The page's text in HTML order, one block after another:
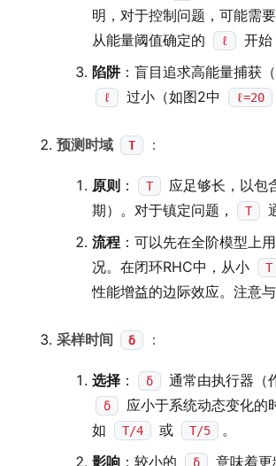
明，对于控制问题，可能需
从能量阈值确定的
ℓ
开
陷阱：盲目追求高能量捕获
ℓ 过小（如图2中 ℓ=20
预测时域 T ：
原则 ： T
应足够长，以包
期）。对于镇定问题，
T
流程 ：可以先在全阶模型上
况。在闭环RHC中，从小
T
性能增益的边际效应。注意与
采样时间 δ ：
选择 ： δ 通常由执行器（
δ
应小于系统动态变化
如
T/4 或 T/5
。
影响 ：较小的 δ
意味着